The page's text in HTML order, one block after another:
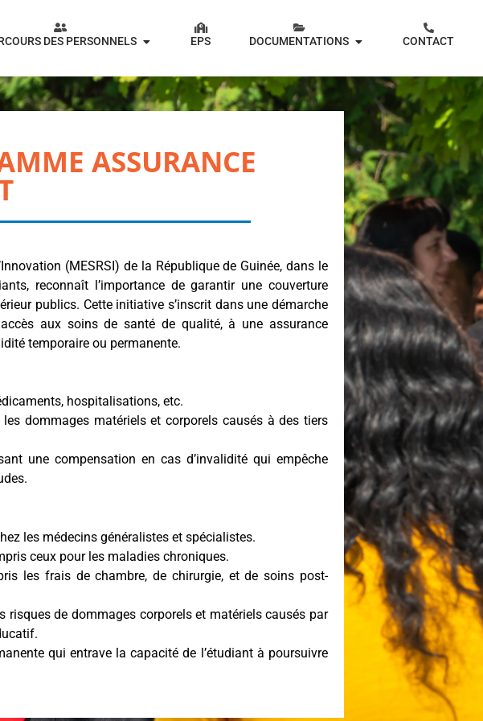
DES PERSONNELS EPS DOCUMENTATIONS CONTACT
ASSURANCE
(MESRSI) de la République de Guinée, dans le
reconnaît l’importance de garantir une couverture
publics. Cette initiative s’inscrit dans une démarche
aux soins de santé de qualité, à une assurance
temporaire ou permanente.
hospitalisations, etc.
dommages matériels et corporels causés à des tiers
une compensation en cas d’invalidité qui empêche
les médecins généralistes et spécialistes.
ceux pour les maladies chroniques.
les frais de chambre, de chirurgie, et de soins post-
risques de dommages corporels et matériels causés par
qui entrave la capacité de l’étudiant à poursuivre